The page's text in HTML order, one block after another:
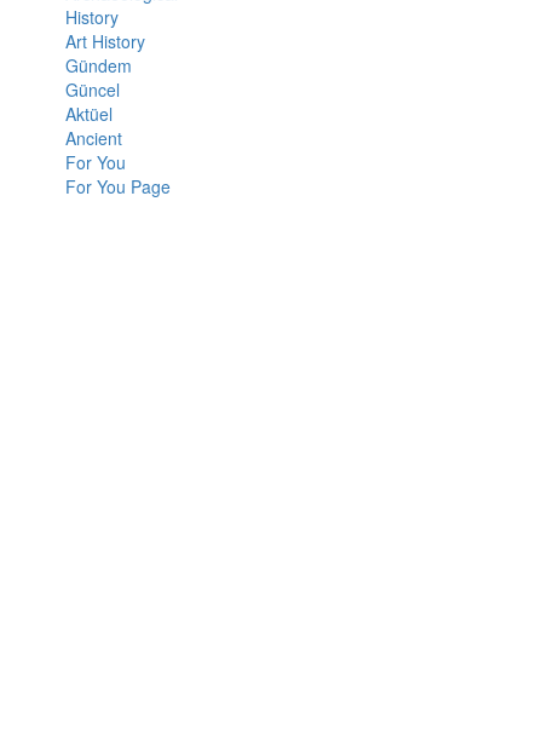
History
Art History
Gündem
Güncel
Aktüel
Ancient
For You
For You Page